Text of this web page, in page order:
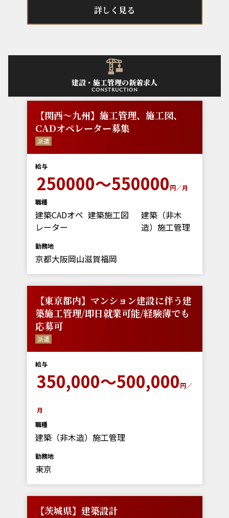
詳しく見る
建設・施工管理の新着求人
construction
【関西～九州】施工管理、施工図、
CADオペレーター募集
派遣
給与
250000～550000円／月
職種
建築CADオペ
レーター
建築施工図
建築（非木
造）施工管理
勤務地
京都大阪岡山滋賀福岡
【東京都内】マンション建設に伴う建
築施工管理/即日就業可能/経験薄でも
応募可
派遣
給与
350,000～500,000円／
月
職種
建築（非木造）施工管理
勤務地
東京
【茨城県】建築設計